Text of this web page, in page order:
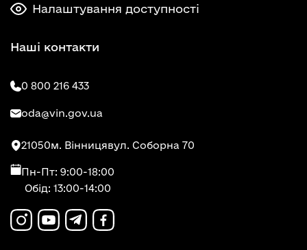
Налаштування доступності
Наші контакти
0 800 216 433
oda@vin.gov.ua
21050м. Вінницявул. Соборна 70
Пн-Пт: 9:00-18:00
Обід: 13:00-14:00